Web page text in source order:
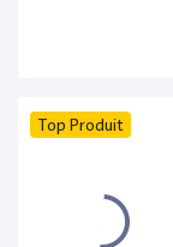
Top Produit